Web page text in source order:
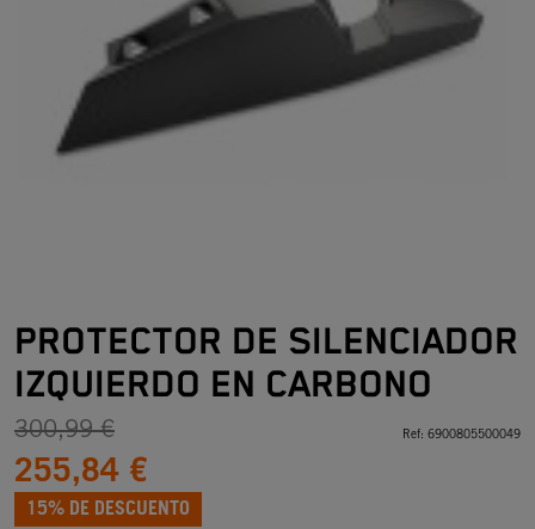
PROTECTOR DE SILENCIADOR
IZQUIERDO EN CARBONO
300,99 €
255,84 €
15% DE DESCUENTO
Ref: 6900805500049